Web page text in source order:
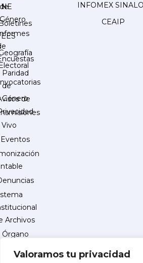
Valoramos tu privacidad
de
de
Género
Paridad
de
Género
Eventos
Archivos
Órgano
INFOMEX
CEAIP